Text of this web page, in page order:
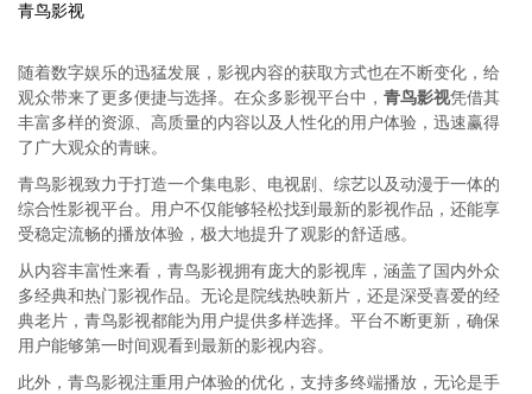
青鸟影视
随着数字娱乐的迅猛发展，影视内容的获取方式也在不断变化，给
观众带来了更多便捷与选择。在众多影视平台中， 青鸟影视凭借其
丰富多样的资源、高质量的内容以及人性化的用户体验，迅速赢得
了广大观众的青睐。
青鸟影视致力于打造一个集电影、电视剧、综艺以及动漫于一体的
综合性影视平台。用户不仅能够轻松找到最新的影视作品，还能享
受稳定流畅的播放体验，极大地提升了观影的舒适感。
从内容丰富性来看，青鸟影视拥有庞大的影视库，涵盖了国内外众
多经典和热门影视作品。无论是院线热映新片，还是深受喜爱的经
典老片，青鸟影视都能为用户提供多样选择。平台不断更新，确保
用户能够第一时间观看到最新的影视内容。
此外，青鸟影视注重用户体验的优化，支持多终端播放，无论是手